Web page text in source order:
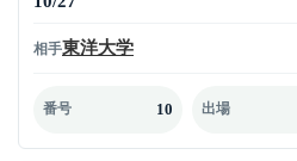
相手東洋大学
番号 10 出場